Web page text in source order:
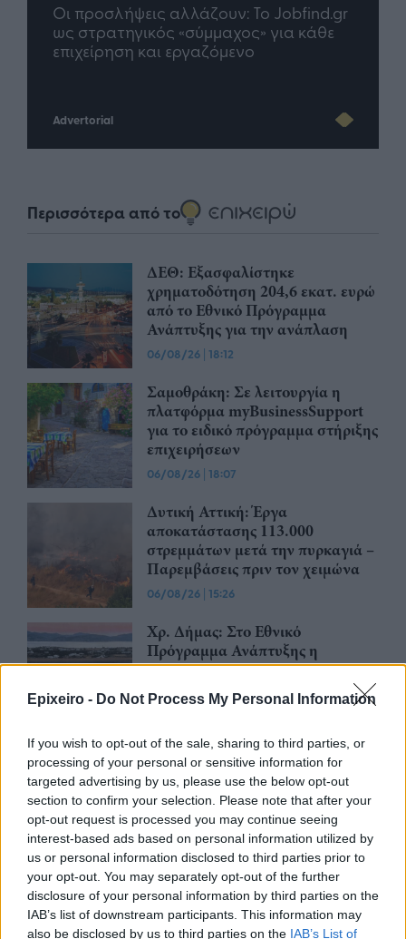
Epixeiro - Do Not Process My Personal Information
If you wish to opt-out of the sale, sharing to third parties, or
processing of your personal or sensitive information for
targeted advertising by us, please use the below opt-out
section to confirm your selection. Please note that after your
opt-out request is processed you may continue seeing
interest-based ads based on personal information utilized by
us or personal information disclosed to third parties prior to
your opt-out. You may separately opt-out of the further
disclosure of your personal information by third parties on the
IAB’s list of downstream participants. This information may
also be disclosed by us to third parties on the IAB’s List of
Οι προσλήψεις αλλάζουν: To Jobfind.gr
ως στρατηγικός «σύμμαχος» για κάθε
επιχείρηση και εργαζόμενο
Advertorial
Περισσότερα από το
ΔΕΘ: Εξασφαλίστηκε
χρηματοδότηση 204,6 εκατ. ευρώ
από το Εθνικό Πρόγραμμα
Ανάπτυξης για την ανάπλαση
06/08/26 | 18:12
Σαμοθράκη: Σε λειτουργία η
πλατφόρμα myBusinessSupport
για το ειδικό πρόγραμμα στήριξης
επιχειρήσεων
06/08/26 | 18:07
Δυτική Αττική: Έργα
αποκατάστασης 113.000
στρεμμάτων μετά την πυρκαγιά –
Παρεμβάσεις πριν τον χειμώνα
06/08/26 | 15:26
Χρ. Δήμας: Στο Εθνικό
Πρόγραμμα Ανάπτυξης η
αναβάθμιση του Αεροδρομίου
Πάρου
Υποβλήθηκε επισήμως το αίτημα
ενεργοποίησης της ρήτρας
διαφυγής για την ενίσχυση της
ενεργειακής ανθεκτικότητας
06/08/26|12:57
Μητσοτάκης – Αγγελούδης: Στο
«τραπέζι» η ανάπλαση της ΔΕΘ
και το χρονοδιάγραμμα του
μεγάλου έργου